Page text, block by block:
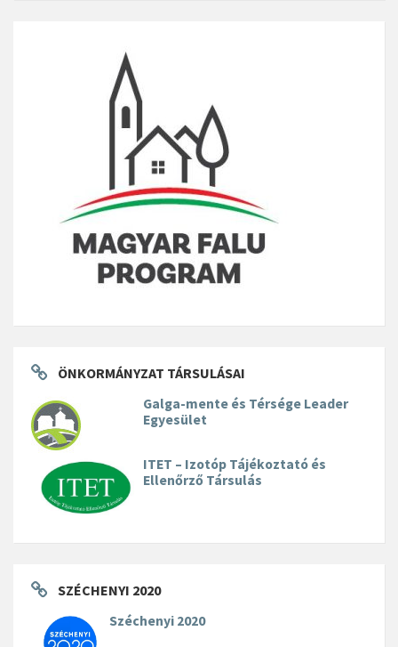
ÖNKORMÁNYZAT TÁRSULÁSAI
Galga-mente és Térsége Leader
Egyesület
ITET – Izotóp Tájékoztató és
Ellenőrző Társulás
SZÉCHENYI 2020
Széchenyi 2020